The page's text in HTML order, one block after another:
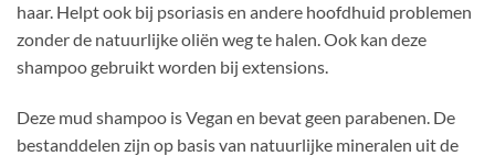
haar. Helpt ook bij psoriasis en andere hoofdhuid problemen
zonder de natuurlijke oliën weg te halen. Ook kan deze
shampoo gebruikt worden bij extensions.
Deze mud shampoo is Vegan en bevat geen parabenen. De
bestanddelen zijn op basis van natuurlijke mineralen uit de